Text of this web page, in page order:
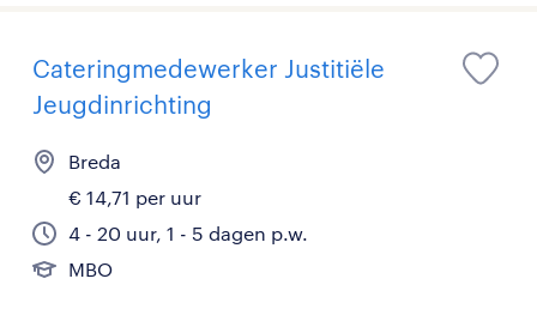
Cateringmedewerker Justitiële
Jeugdinrichting
Breda
€ 14,71 per uur
4 - 20 uur, 1 - 5 dagen p.w.
MBO